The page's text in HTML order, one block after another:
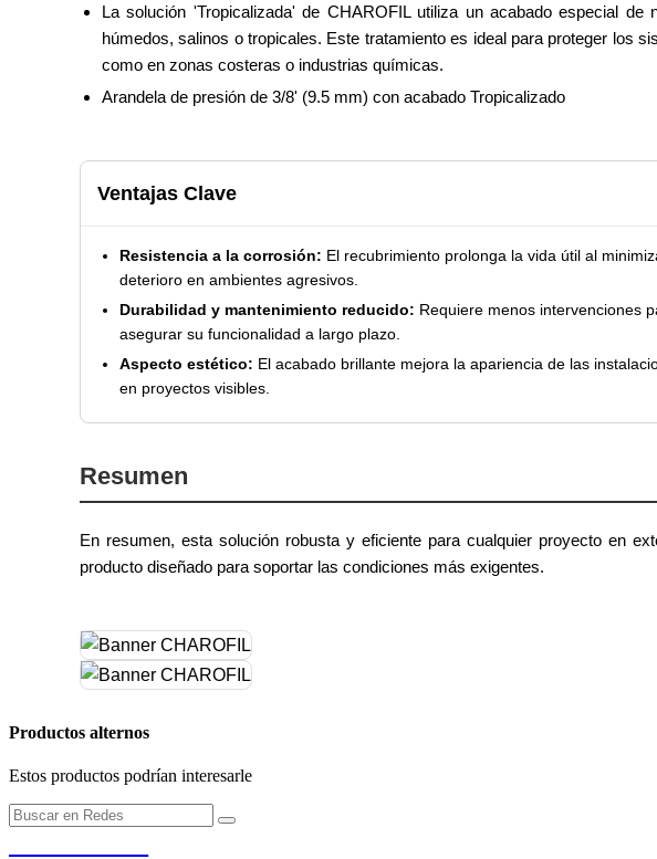
La solución 'Tropicalizada' de CHAROFIL utiliza un acabado especial
húmedos, salinos o tropicales. Este tratamiento es ideal para proteger los
como en zonas costeras o industrias químicas.
Arandela de presión de 3/8' (9.5 mm) con acabado Tropicalizado
Ventajas Clave
Resistencia a la corrosión: El recubrimiento prolonga la vida útil al
deterioro en ambientes agresivos.
Durabilidad y mantenimiento reducido: Requiere menos intervenciones
asegurar su funcionalidad a largo plazo.
Aspecto estético: El acabado brillante mejora la apariencia de las
en proyectos visibles.
Resumen
En resumen, esta solución robusta y eficiente para cualquier proyecto en
producto diseñado para soportar las condiciones más exigentes.
Productos alternos
Estos productos podrían interesarle